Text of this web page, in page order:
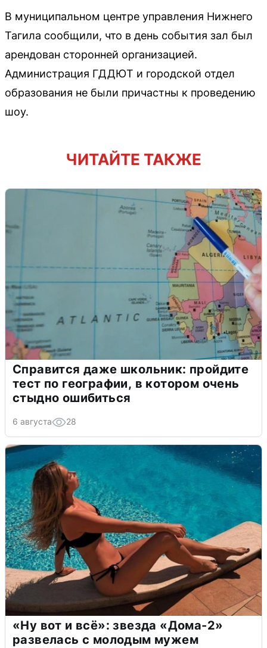
В муниципальном центре управления Нижнего
Тагила сообщили, что в день события зал был
арендован сторонней организацией.
Администрация ГДДЮТ и городской отдел
образования не были причастны к проведению
шоу.
ЧИТАЙТЕ ТАКЖЕ
Справится даже школьник: пройдите
тест по географии, в котором очень
стыдно ошибиться
6 августа 28
«Ну вот и всё»: звезда «Дома-2»
развелась с молодым мужем